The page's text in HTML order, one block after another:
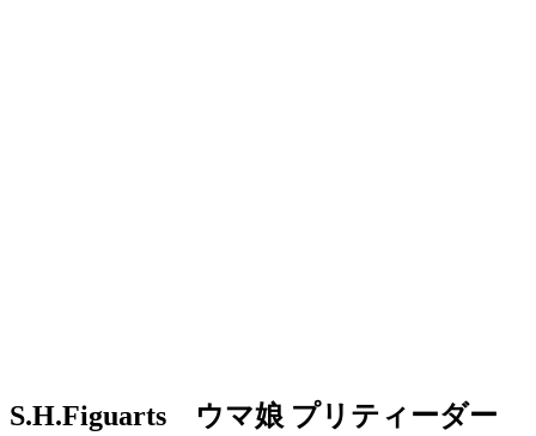
S.H.Figuarts ウマ娘 プリティーダー